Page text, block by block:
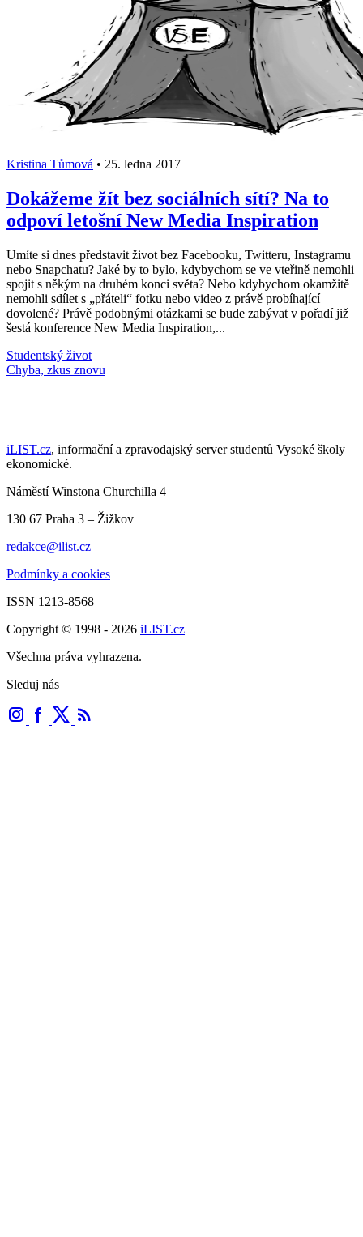
Kristina Tůmová • 25. ledna 2017
Dokážeme žít bez sociálních sítí? Na to
odpoví letošní New Media Inspiration
Umíte si dnes představit život bez Facebooku, Twitteru, Instagramu
nebo Snapchatu? Jaké by to bylo, kdybychom se ve vteřině nemohli
spojit s někým na druhém konci světa? Nebo kdybychom okamžitě
nemohli sdílet s „přáteli“ fotku nebo video z právě probíhající
dovolené? Právě podobnými otázkami se bude zabývat v pořadí již
šestá konference New Media Inspiration,...
Studentský život
Načti další články
iLIST.cz, informační a zpravodajský server studentů Vysoké školy
ekonomické.
Náměstí Winstona Churchilla 4
130 67 Praha 3 – Žižkov
redakce@ilist.cz
Podmínky a cookies
ISSN 1213-8568
Copyright © 1998 - 2026 iLIST.cz
Všechna práva vyhrazena.
Sleduj nás